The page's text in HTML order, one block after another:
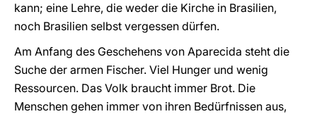
kann; eine Lehre, die weder die Kirche in Brasilien,
noch Brasilien selbst vergessen dürfen.
Am Anfang des Geschehens von Aparecida steht die
Suche der armen Fischer. Viel Hunger und wenig
Ressourcen. Das Volk braucht immer Brot. Die
Menschen gehen immer von ihren Bedürfnissen aus,